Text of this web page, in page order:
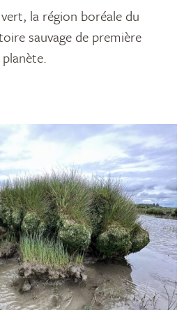
la région boréale du
sauvage de première